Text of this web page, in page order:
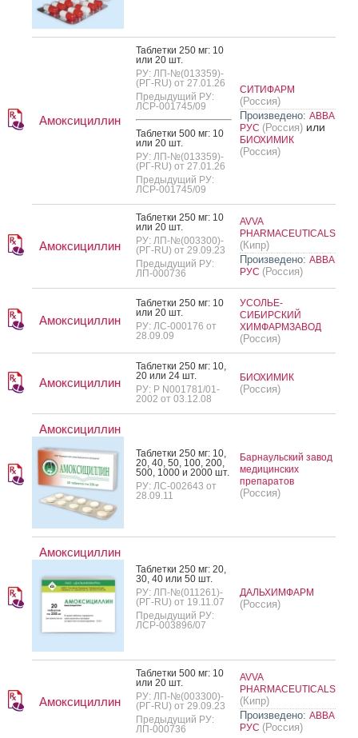
Амоксициллин
Таб­летки 250 мг: 10
или 20 шт.
РУ: ЛП-№(013359)-
(РГ-RU) от 27.01.26
Предыдущий РУ:
ЛСР-001745/09
Таб­летки 500 мг: 10
или 20 шт.
РУ: ЛП-№(013359)-
(РГ-RU) от 27.01.26
Предыдущий РУ:
ЛСР-001745/09
СИТИФАРМ
(Россия)
Произведено: АВВА
РУС (Россия) или
БИОХИМИК
(Россия)
Амоксициллин
Таб­летки 250 мг: 10
или 20 шт.
РУ: ЛП-№(003300)-
(РГ-RU) от 29.09.23
Предыдущий РУ:
ЛП-000736
AVVA
PHARMACEUTICALS
(Кипр)
Произведено: АВВА
РУС (Россия)
Амоксициллин
Таб­летки 250 мг: 10
или 20 шт.
РУ: ЛС-000176 от
28.09.09
УСОЛЬЕ-
СИБИРСКИЙ
ХИМФАРМЗАВОД
(Россия)
Амоксициллин
Таб­летки 250 мг: 10,
20 или 24 шт.
РУ: Р N001781/01-
2002 от 03.12.08
БИОХИМИК
(Россия)
Амоксициллин
Таб­летки 250 мг: 10,
20, 40, 50, 100, 200,
500, 1000 и 2000 шт.
РУ: ЛС-002643 от
28.09.11
Барнаульский завод
медицинских
препаратов
(Россия)
Амоксициллин
Таб­летки 250 мг: 20,
30, 40 или 50 шт.
РУ: ЛП-№(011261)-
(РГ-RU) от 19.11.07
Предыдущий РУ:
ЛСР-003896/07
ДАЛЬХИМФАРМ
(Россия)
Амоксициллин
Таб­летки 500 мг: 10
или 20 шт.
РУ: ЛП-№(003300)-
(РГ-RU) от 29.09.23
Предыдущий РУ:
ЛП-000736
AVVA
PHARMACEUTICALS
(Кипр)
Произведено: АВВА
РУС (Россия)